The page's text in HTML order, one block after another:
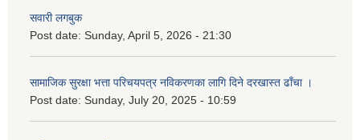
सवारी लगबुक
Post date: Sunday, April 5, 2026 - 21:30
सामाजिक सुरक्षा भत्ता परिचयपत्र नविकरणका लागि दिने दरखास्त ढाँचा ।
Post date: Sunday, July 20, 2025 - 10:59